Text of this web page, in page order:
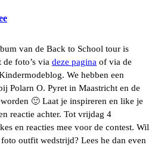
van de Back to School tour is
foto’s via deze pagina of via de
We hebben een
Polarn O. Pyret in Maastricht en de
🙂 Laat je inspireren en like je
reactie achter. Tot vrijdag 4
en reacties mee voor de contest. Wil
outfit wedstrijd? Lees he dan even